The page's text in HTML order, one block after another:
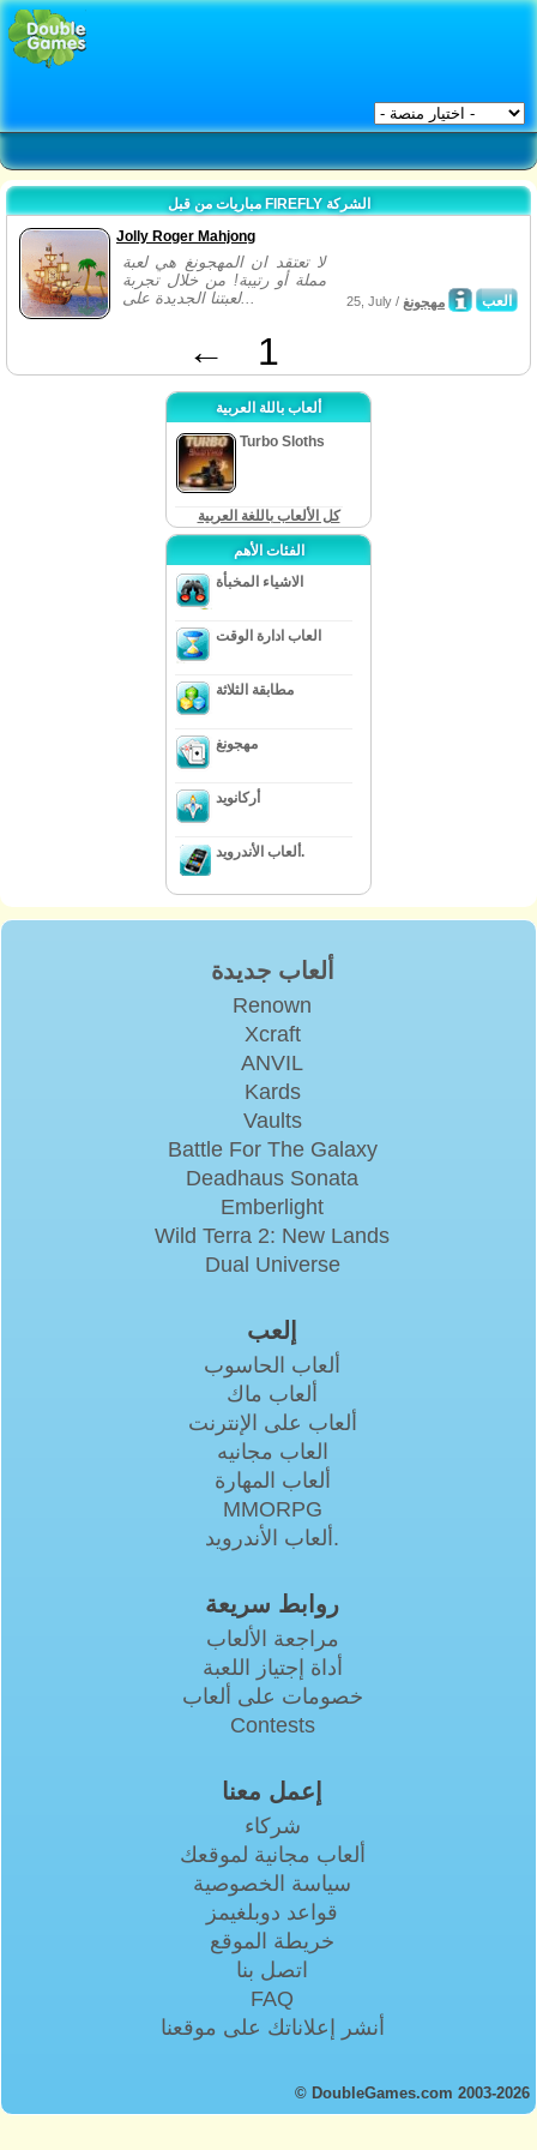
مباريات من قبل FIREFLY الشركة
Jolly Roger Mahjong
لا تعتقد ان المهجونغ هي لعبة
مملة أو رتيبة! من خلال تجربة
لعبتنا الجديدة على...
العب 25, July / مهجونغ
← 1
ألعاب باللة العربية
Turbo Sloths
كل الألعاب باللغة العربية
الفئات الأهم
الاشياء المخبأة
العاب ادارة الوقت
مطابقة الثلاثة
مهجونغ
أركانويد
ألعاب الأندرويد.
ألعاب جديدة
Renown
Xcraft
ANVIL
Kards
Vaults
Battle For The Galaxy
Deadhaus Sonata
Emberlight
Wild Terra 2: New Lands
Dual Universe
إلعب
ألعاب الحاسوب
ألعاب ماك
ألعاب على الإنترنت
العاب مجانيه
ألعاب المهارة
MMORPG
ألعاب الأندرويد.
روابط سريعة
مراجعة الألعاب
أداة إجتياز اللعبة
خصومات على ألعاب
Contests
إعمل معنا
شركاء
ألعاب مجانية لموقعك
سياسة الخصوصية
قواعد دوبلغيمز
خريطة الموقع
اتصل بنا
FAQ
أنشر إعلاناتك على موقعنا
© DoubleGames.com 2003-2026